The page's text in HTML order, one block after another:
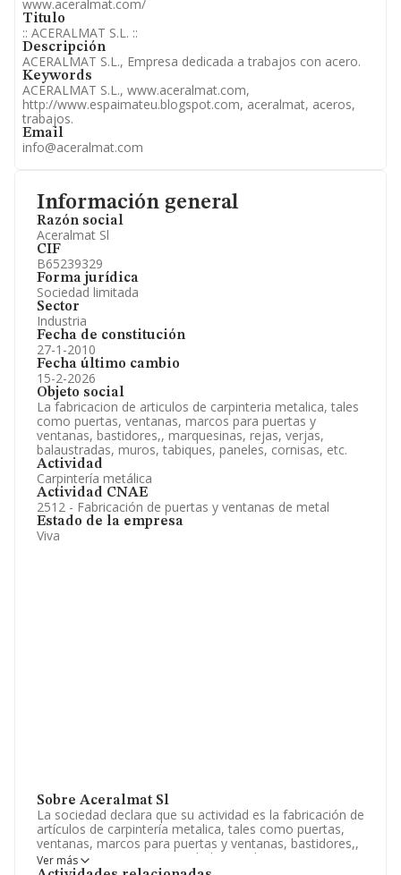
Información general
Razón social
Aceralmat Sl
CIF
B65239329
Forma jurídica
Sociedad limitada
Sector
Industria
Fecha de constitución
27-1-2010
Fecha último cambio
15-2-2026
Objeto social
La fabricacion de articulos de carpinteria metalica, tales
como puertas, ventanas, marcos para puertas y
ventanas, bastidores,, marquesinas, rejas, verjas,
balaustradas, muros, tabiques, paneles, cornisas, etc.
Actividad
Carpintería metálica
Actividad CNAE
2512 - Fabricación de puertas y ventanas de metal
Estado de la empresa
Viva
Sobre Aceralmat Sl
La sociedad declara que su actividad es la fabricación de
artículos de carpintería metalica, tales como puertas,
ventanas, marcos para puertas y ventanas, bastidores,,
marquesinas, rejas, verjas, balaustradas, muros,
Ver más
www.aceralmat.com/
Titulo
:: ACERALMAT S.L. ::
Descripción
ACERALMAT S.L., Empresa dedicada a trabajos con acero.
Keywords
ACERALMAT S.L., www.aceralmat.com,
http://www.espaimateu.blogspot.com, aceralmat, aceros,
trabajos.
Email
info@aceralmat.com